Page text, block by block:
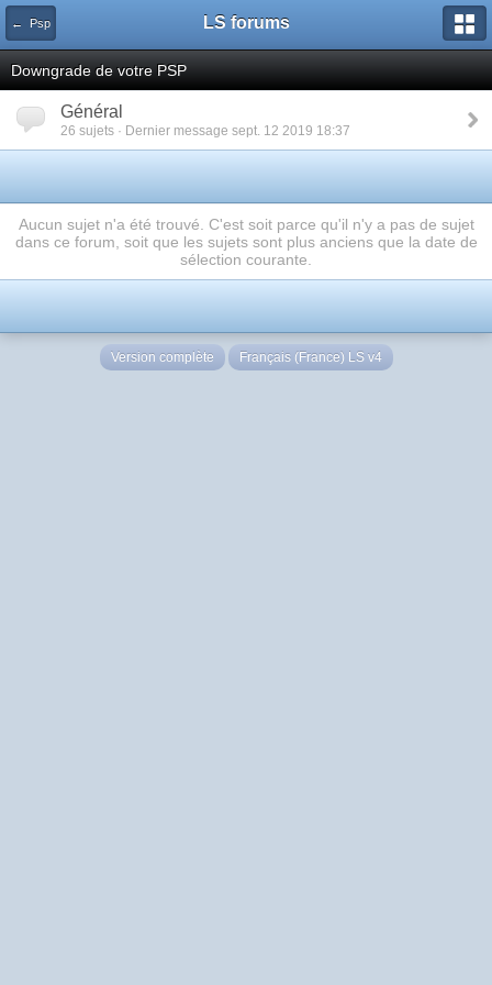
← Psp LS forums
Downgrade de votre PSP
Général
26 sujets · Dernier message sept. 12 2019 18:37
Aucun sujet n'a été trouvé. C'est soit parce qu'il n'y a pas de sujet
dans ce forum, soit que les sujets sont plus anciens que la date de
sélection courante.
Version complète Français (France) LS v4